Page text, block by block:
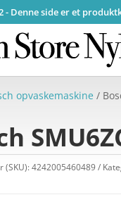
- Denne side er et
opvaskemaskine /
(SKU):4242005460489